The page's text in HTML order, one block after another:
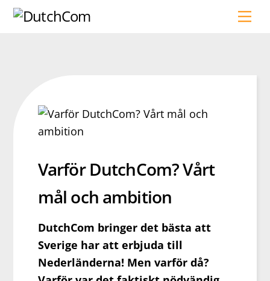
Skip
Varför DutchCom? Vårt
mål och ambition
DutchCom bringer det bästa att
Sverige har att erbjuda till
Nederländerna! Men varför då?